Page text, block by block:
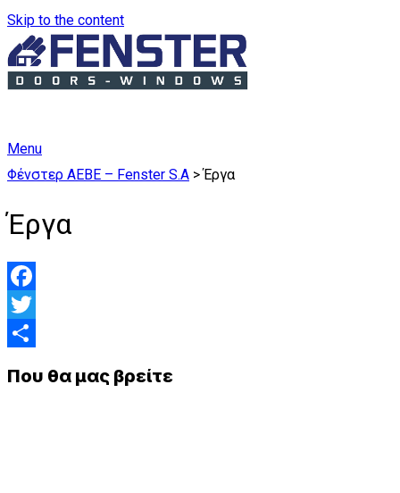
Skip to the content
Menu
Φένστερ ΑΕΒΕ – Fenster S.A >Έργα
Έργα
Facebook
Twitter
Που θα μας βρείτε